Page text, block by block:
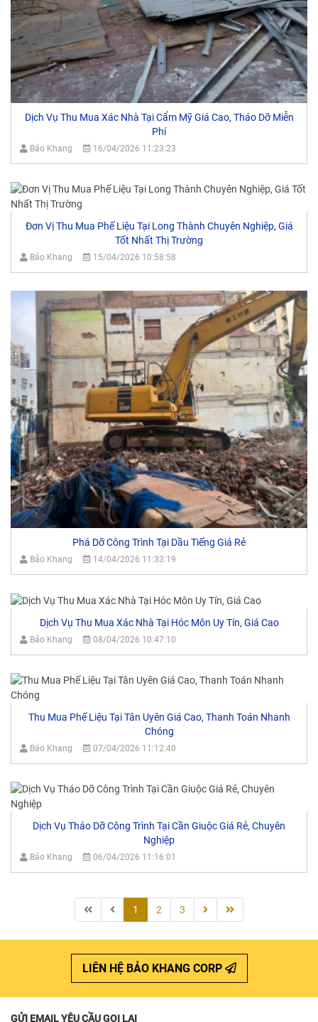
Dịch Vụ Thu Mua Xác Nhà Tại Cẩm Mỹ Giá Cao, Tháo Dỡ Miễn
Phí
Bảo Khang 16/04/2026 11:23:23
Đơn Vị Thu Mua Phế Liệu Tại Long Thành Chuyên Nghiệp, Giá
Tốt Nhất Thị Trường
Bảo Khang 15/04/2026 10:58:58
Phá Dỡ Công Trình Tại Dầu Tiếng Giá Rẻ
Bảo Khang 14/04/2026 11:33:19
Dịch Vụ Thu Mua Xác Nhà Tại Hóc Môn Uy Tín, Giá Cao
Bảo Khang 08/04/2026 10:47:10
Thu Mua Phế Liệu Tại Tân Uyên Giá Cao, Thanh Toán Nhanh
Chóng
Bảo Khang 07/04/2026 11:12:40
Dịch Vụ Tháo Dỡ Công Trình Tại Cần Giuộc Giá Rẻ, Chuyên
Nghiệp
Bảo Khang 06/04/2026 11:16:01
1 2 3
LIÊN HỆ BẢO KHANG CORP
GỬI EMAIL YÊU CẦU GỌI LẠI